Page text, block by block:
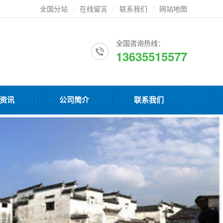
全国分站 / 在线留言 / 联系我们 / 网站地图
全国咨询热线：
13635515577
讯 公司简介 联系我们